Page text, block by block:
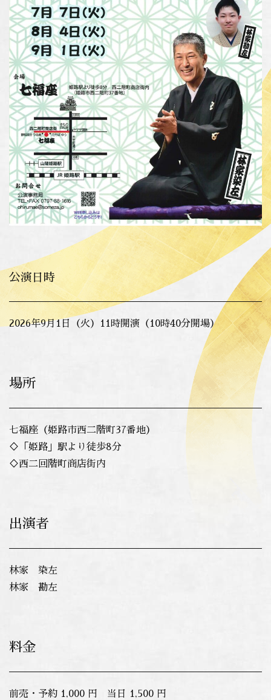
公演日時
2026年9月1日（火）11時開演（10時40分開場）
場所
七福座（姫路市西二階町37番地）
♢「姫路」駅より徒歩8分
♢西二回階町商店街内
出演者
林家 染左
林家 勘左
料金
前売・予約 1,000 円 当日 1,500 円